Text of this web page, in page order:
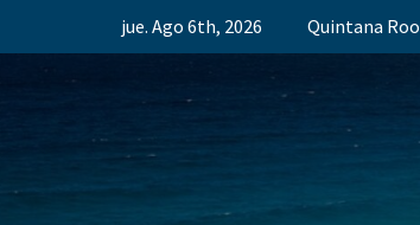
jue. Ago 6th, 2026 Quintana Roo